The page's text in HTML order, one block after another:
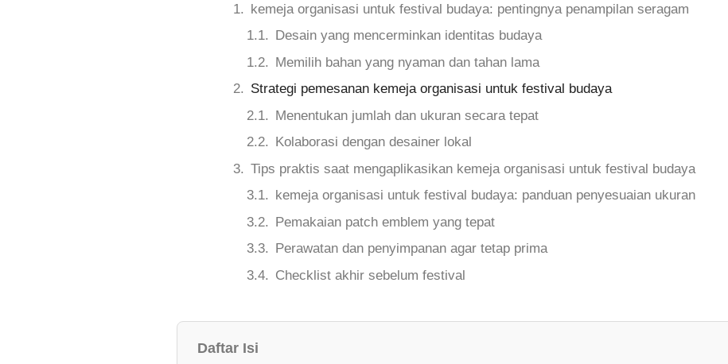
kemeja organisasi untuk festival budaya: pentingnya penampilan seragam
Desain yang mencerminkan identitas budaya
Memilih bahan yang nyaman dan tahan lama
Strategi pemesanan kemeja organisasi untuk festival budaya
Menentukan jumlah dan ukuran secara tepat
Kolaborasi dengan desainer lokal
Tips praktis saat mengaplikasikan kemeja organisasi untuk festival budaya
kemeja organisasi untuk festival budaya: panduan penyesuaian ukuran
Pemakaian patch emblem yang tepat
Perawatan dan penyimpanan agar tetap prima
Checklist akhir sebelum festival
Daftar Isi